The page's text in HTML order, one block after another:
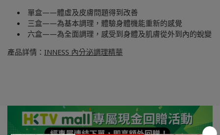
單盒——體虛及皮膚問題得到改善
三盒——為基本調理，體驗身體機能重新的感覺
六盒——為全面調理，感受到身體及肌膚從外到內的蛻變
產品詳情： INNESS 內分泌調理精華